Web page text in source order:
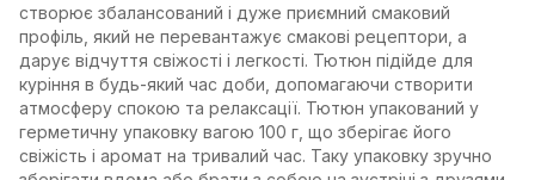
створює збалансований і дуже приємний смаковий
профіль, який не перевантажує смакові рецептори, а
дарує відчуття свіжості і легкості. Тютюн підійде для
куріння в будь-який час доби, допомагаючи створити
атмосферу спокою та релаксації. Тютюн упакований у
герметичну упаковку вагою 100 г, що зберігає його
свіжість і аромат на тривалий час. Таку упаковку зручно